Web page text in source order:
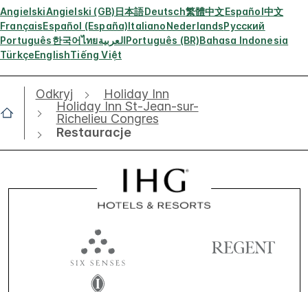
AngielskiAngielski (GB)日本語Deutsch繁體中文Español中文
FrançaisEspañol (España)ItalianoNederlandsРусский
Português한국어ไทยالعربيةPortuguês (BR)Bahasa Indonesia
TürkçeEnglishTiếng Việt
Odkryj
Holiday Inn
Holiday Inn St-Jean-sur-
Richelieu Congres
Restauracje